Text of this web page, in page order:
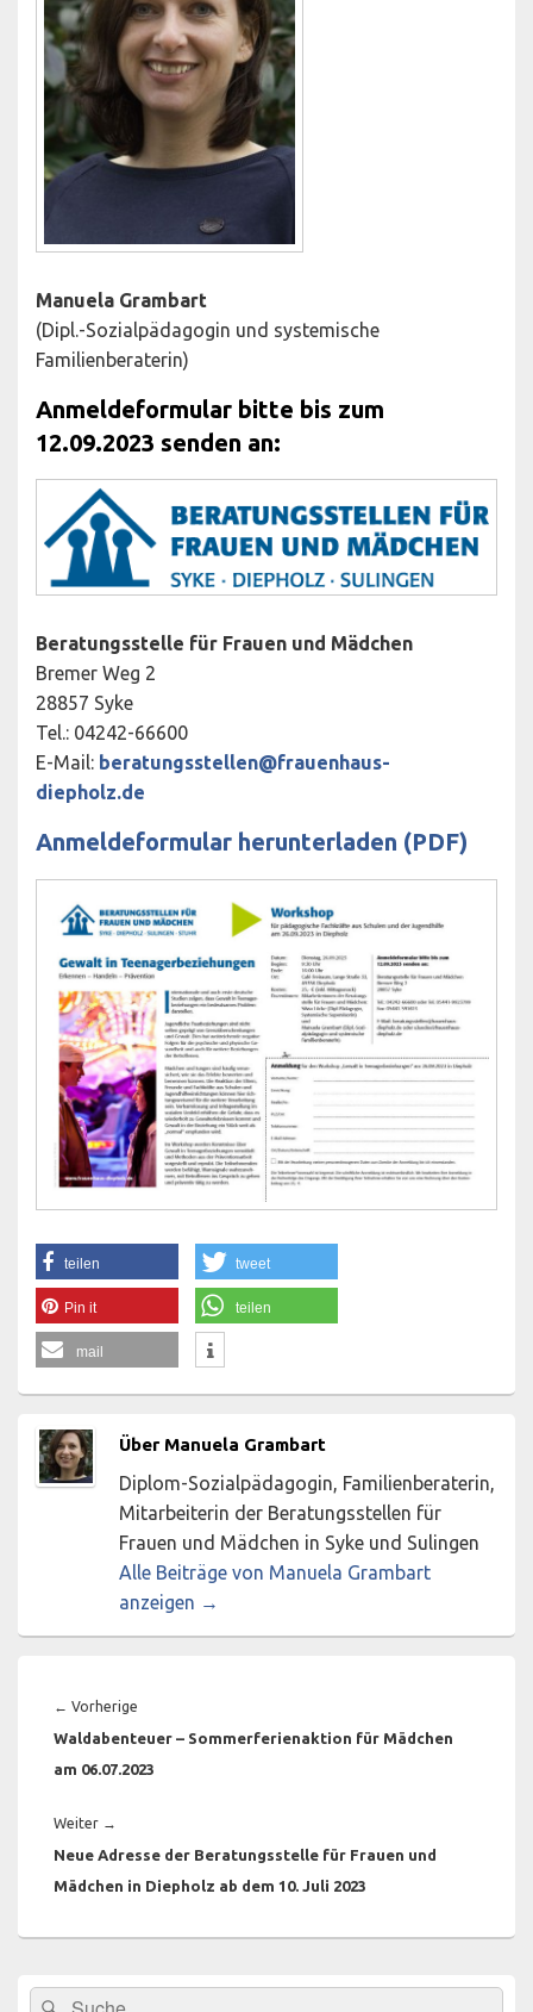
Manuela Grambart
(Dipl.-Sozialpädagogin und systemische
Familienberaterin)
Anmeldeformular bitte bis zum
12.09.2023 senden an:
Beratungsstelle für Frauen und Mädchen
Bremer Weg 2
28857 Syke
Tel.: 04242-66600
E-Mail: beratungsstellen@frauenhaus-
diepholz.de
Anmeldeformular herunterladen (PDF)
teilen tweet
Pin it teilen
mail
Über Manuela Grambart
Diplom-Sozialpädagogin, Familienberaterin,
Mitarbeiterin der Beratungsstellen für
Frauen und Mädchen in Syke und Sulingen
Alle Beiträge von Manuela Grambart
anzeigen →
← Vorherige
Beitrag:
Waldabenteuer – Sommerferienaktion für Mädchen
am 06.07.2023
Weiter →
Beitrag:
Neue Adresse der Beratungsstelle für Frauen und
Mädchen in Diepholz ab dem 10. Juli 2023
Primärer
Seitenleisten-
SuchenSuchen